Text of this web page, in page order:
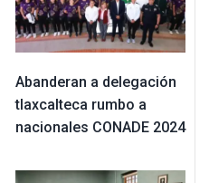
Abanderan a delegación
tlaxcalteca rumbo a
nacionales CONADE 2024